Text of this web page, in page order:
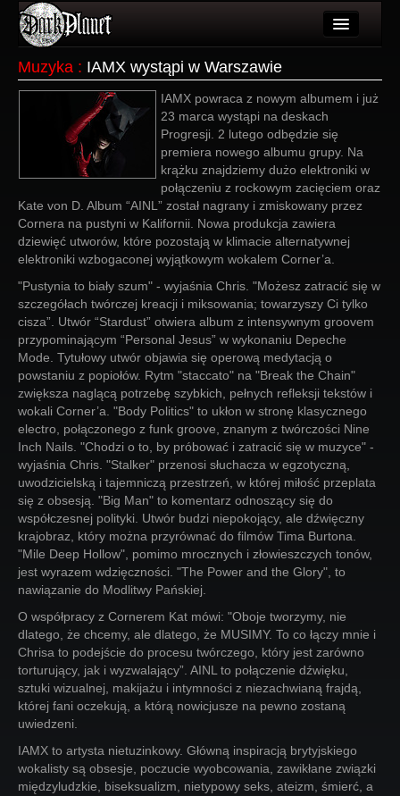
Użytkownicy
Wydarzenia
Galeria
Więcej
Login
Muzyka : IAMX wystąpi w Warszawie
IAMX powraca z nowym albumem i już
23 marca wystąpi na deskach
Progresji. 2 lutego odbędzie się
premiera nowego albumu grupy. Na
krążku znajdziemy dużo elektroniki w
połączeniu z rockowym zacięciem oraz
Kate von D. Album “AINL” został nagrany i zmiskowany przez
Cornera na pustyni w Kalifornii. Nowa produkcja zawiera
dziewięć utworów, które pozostają w klimacie alternatywnej
elektroniki wzbogaconej wyjątkowym wokalem Corner’a.
"Pustynia to biały szum" - wyjaśnia Chris. "Możesz zatracić się w
szczegółach twórczej kreacji i miksowania; towarzyszy Ci tylko
cisza”. Utwór “Stardust” otwiera album z intensywnym groovem
przypominającym “Personal Jesus” w wykonaniu Depeche
Mode. Tytułowy utwór objawia się operową medytacją o
powstaniu z popiołów. Rytm "staccato" na "Break the Chain"
zwiększa naglącą potrzebę szybkich, pełnych refleksji tekstów i
wokali Corner’a. "Body Politics" to ukłon w stronę klasycznego
electro, połączonego z funk groove, znanym z twórczości Nine
Inch Nails. "Chodzi o to, by próbować i zatracić się w muzyce" -
wyjaśnia Chris. "Stalker" przenosi słuchacza w egzotyczną,
uwodzicielską i tajemniczą przestrzeń, w której miłość przeplata
się z obsesją. "Big Man" to komentarz odnoszący się do
współczesnej polityki. Utwór budzi niepokojący, ale dźwięczny
krajobraz, który można przyrównać do filmów Tima Burtona.
"Mile Deep Hollow", pomimo mrocznych i złowieszczych tonów,
jest wyrazem wdzięczności. "The Power and the Glory", to
nawiązanie do Modlitwy Pańskiej.
O współpracy z Cornerem Kat mówi: "Oboje tworzymy, nie
dlatego, że chcemy, ale dlatego, że MUSIMY. To co łączy mnie i
Chrisa to podejście do procesu twórczego, który jest zarówno
torturujący, jak i wyzwalający”. AINL to połączenie dźwięku,
sztuki wizualnej, makijażu i intymności z niezachwianą frajdą,
której fani oczekują, a którą nowicjusze na pewno zostaną
uwiedzeni.
IAMX to artysta nietuzinkowy. Główną inspiracją brytyjskiego
wokalisty są obsesje, poczucie wyobcowania, zawikłane związki
międzyludzkie, biseksualizm, nietypowy seks, ateizm, śmierć, a